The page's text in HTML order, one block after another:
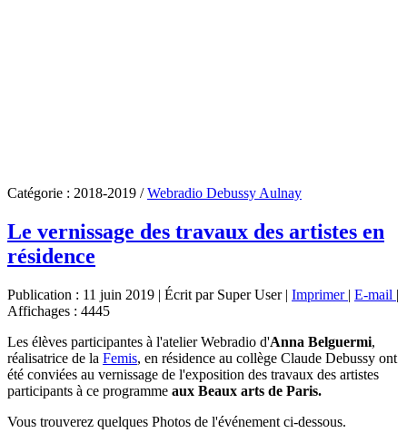
Catégorie : 2018-2019 /Webradio Debussy Aulnay
Le vernissage des travaux des artistes en
résidence
Publication : 11 juin 2019 | Écrit par Super User| Imprimer | E-mail |
Affichages : 4445
Les élèves participantes à l'atelier Webradio d'Anna Belguermi,
réalisatrice de la Femis, en résidence au collège Claude Debussy ont
été conviées au vernissage de l'exposition des travaux des artistes
participants à ce programme aux Beaux arts de Paris.
Vous trouverez quelques Photos de l'événement ci-dessous.